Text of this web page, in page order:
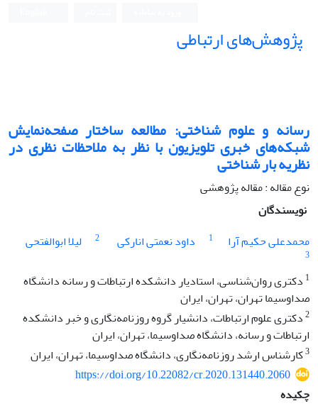
پژوهش‌های ارتباطی
رسانه و علوم شناختی: مطالعه ساختار صفحه‌‏نمایش
شبکه‏‌های خبری تلویزیون با نظر به ملاحظات نظری در
نظریه بار شناختی
نوع مقاله : مقاله پژوهشی
نویسندگان
محمدعلی حکیم آرا
1 داود نعمتی انارکی 2 لیلا ابوالفتحی
3
1 دکتری روان‌شناسی، استادیار دانشکده ارتباطات و رسانه دانشگاه
صداوسیما تهران، تهران، ایران
2دکتری علوم ارتباطات، دانشیار گروه روزنامه‌نگاری و خبر دانشکده
ارتباطات و رسانه، دانشگاه صداوسیما، تهران، ایران
3کارشناس ارشد روزنامه‌‏نگاری، دانشگاه صدا‌و‌سیما، تهران، ایران
https://doi.org/10.22082/cr.2020.131440.2060
چکیده